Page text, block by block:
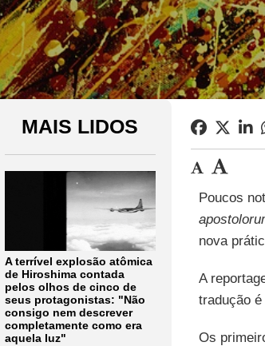
MAIS LIDOS
A terrível explosão atômica
de Hiroshima contada
pelos olhos de cinco de
seus protagonistas: "Não
consigo nem descrever
completamente como era
aquela luz"
Poucos
nova
A
tradução é
Os